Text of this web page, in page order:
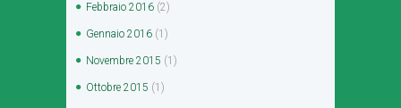
Febbraio 2016 (2)
Gennaio 2016 (1)
Novembre 2015 (1)
Ottobre 2015 (1)